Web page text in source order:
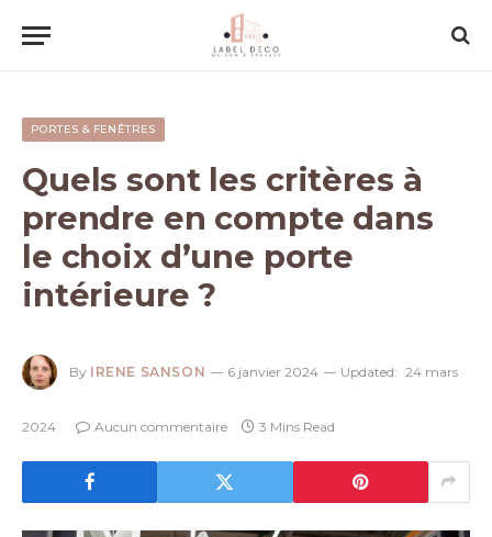
PORTES & FENÊTRES
Quels sont les critères à
prendre en compte dans
le choix d’une porte
intérieure ?
By IRENE SANSON 6 janvier 2024 Updated: 24 mars
2024 Aucun commentaire 3 Mins Read